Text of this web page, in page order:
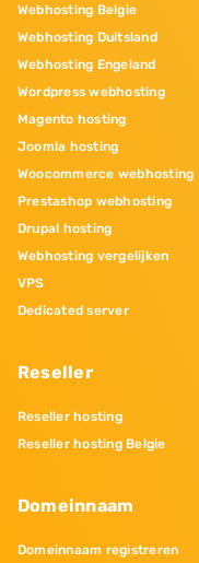
Webhosting Belgie
Webhosting Duitsland
Webhosting Engeland
Wordpress webhosting
Magento hosting
Joomla hosting
Woocommerce webhosting
Prestashop webhosting
Drupal hosting
Webhosting vergelijken
VPS
Dedicated server
Reseller
Reseller hosting
Reseller hosting Belgie
Domeinnaam
Domeinnaam registreren